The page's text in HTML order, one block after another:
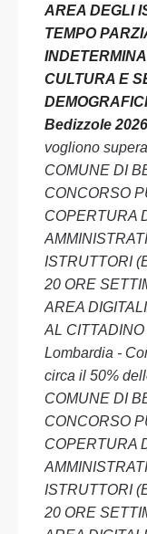
AREA DEGLI
TEMPO
CULTURA E
Bedizzole 2026
vogliono
COMUNE DI
CONCORSO
COPERTURA
ISTRUTTORI
20 ORE
AREA
AL
Lombardia -
circa il 50%
COMUNE DI
CONCORSO
COPERTURA
ISTRUTTORI
20 ORE